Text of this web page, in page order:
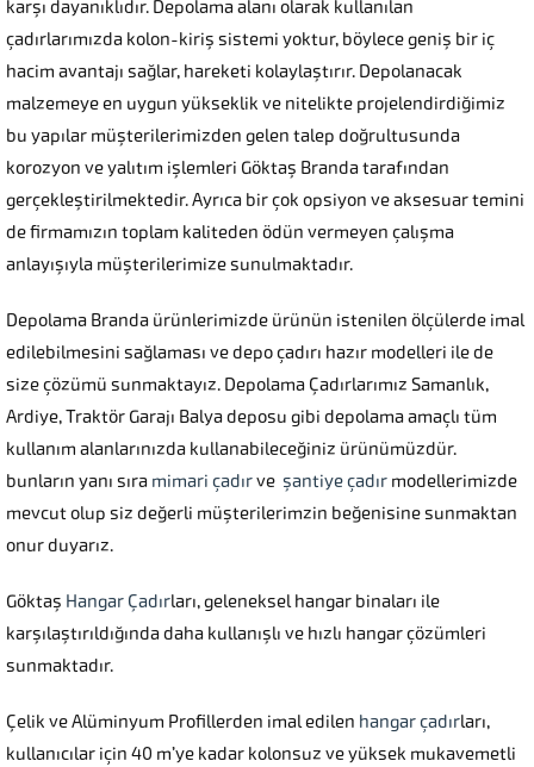
karşı dayanıklıdır. Depolama alanı olarak kullanılan
çadırlarımızda kolon-kiriş sistemi yoktur, böylece geniş bir iç
hacim avantajı sağlar, hareketi kolaylaştırır. Depolanacak
malzemeye en uygun yükseklik ve nitelikte projelendirdiğimiz
bu yapılar müşterilerimizden gelen talep doğrultusunda
korozyon ve yalıtım işlemleri Göktaş Branda tarafından
gerçekleştirilmektedir. Ayrıca bir çok opsiyon ve aksesuar temini
de firmamızın toplam kaliteden ödün vermeyen çalışma
anlayışıyla müşterilerimize sunulmaktadır.
Depolama Branda ürünlerimizde ürünün istenilen ölçülerde imal
edilebilmesini sağlaması ve depo çadırı hazır modelleri ile de
size çözümü sunmaktayız. Depolama Çadırlarımız Samanlık,
Ardiye, Traktör Garajı Balya deposu gibi depolama amaçlı tüm
kullanım alanlarınızda kullanabileceğiniz ürünümüzdür.
bunların yanı sıra mimari çadırve şantiye çadır modellerimizde
mevcut olup siz değerli müşterilerimzin beğenisine sunmaktan
onur duyarız.
Göktaş Hangar Çadırları, geleneksel hangar binaları ile
karşılaştırıldığında daha kullanışlı ve hızlı hangar çözümleri
sunmaktadır.
Çelik ve Alüminyum Profillerden imal edilen hangar çadırları,
kullanıcılar için 40 m’ye kadar kolonsuz ve yüksek mukavemetli